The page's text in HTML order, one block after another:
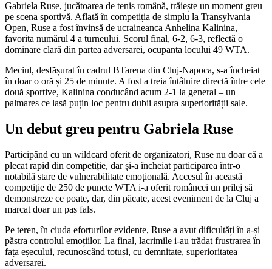
Gabriela Ruse, jucătoarea de tenis română, trăiește un moment greu
pe scena sportivă. Aflată în competiția de simplu la Transylvania
Open, Ruse a fost învinsă de ucraineanca Anhelina Kalinina,
favorita numărul 4 a turneului. Scorul final, 6-2, 6-3, reflectă o
dominare clară din partea adversarei, ocupanta locului 49 WTA.
Meciul, desfășurat în cadrul BTarena din Cluj-Napoca, s-a încheiat
în doar o oră și 25 de minute. A fost a treia întâlnire directă între cele
două sportive, Kalinina conducând acum 2-1 la general – un
palmares ce lasă puțin loc pentru dubii asupra superiorității sale.
Un debut greu pentru Gabriela Ruse
Participând cu un wildcard oferit de organizatori, Ruse nu doar că a
plecat rapid din competiție, dar și-a încheiat participarea într-o
notabilă stare de vulnerabilitate emoțională. Accesul în această
competiție de 250 de puncte WTA i-a oferit româncei un prilej să
demonstreze ce poate, dar, din păcate, acest eveniment de la Cluj a
marcat doar un pas fals.
Pe teren, în ciuda eforturilor evidente, Ruse a avut dificultăți în a-și
păstra controlul emoțiilor. La final, lacrimile i-au trădat frustrarea în
fața eșecului, recunoscând totuși, cu demnitate, superioritatea
adversarei.